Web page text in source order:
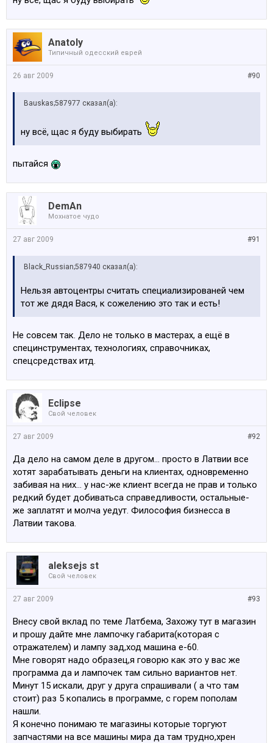
он не был, совершает ошибки, т.к. там работаю люди,
главное нести ответственность за совершенные
ошибки и испровлять!
Anatoly
Типичный одесский еврей
#90
26 авг 2009
Bauskas;587977 сказал(а):
ну всё, щас я буду выбирать
пытайся
DemAn
Мохнатое чудо
#91
27 авг 2009
Black_Russian;587940 сказал(а):
Нельзя автоцентры считать специализированей чем
тот же дядя Вася, к сожелению это так и есть!
Не совсем так. Дело не только в мастерах, а ещё в
специнструментах, технологиях, справочниках,
спецсредствах итд.
Eclipse
Свой человек
#92
27 авг 2009
Да дело на самом деле в другом... просто в Латвии все
хотят зарабатывать деньги на клиентах, одновременно
забивая на них... у нас-же клиент всегда не прав и только
редкий будет добиватьса справедливости, остальные-
же заплатят и молча уедут. Философия бизнесса в
Латвии такова.
aleksejs st
Свой человек
#93
27 авг 2009
Внесу свой вклад по теме Латбема, Захожу тут в магазин
и прошу дайте мне лампочку габарита(которая с
отражателем) и лампу зад,ход машина е-60.
Мне говорят надо образец,я говорю как это у вас же
программа да и лампочек там сильно вариантов нет.
Минут 15 искали, друг у друга спрашивали ( а что там
стоит) раз 5 копались в программе, с горем пополам
нашли.
Я конечно понимаю те магазины которые торгуют
запчастями на все машины мира да там трудно,хрен